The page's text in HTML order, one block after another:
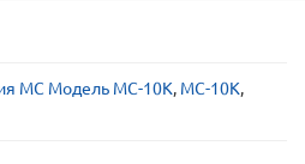
MC Модель MC-10K, MC-10K,